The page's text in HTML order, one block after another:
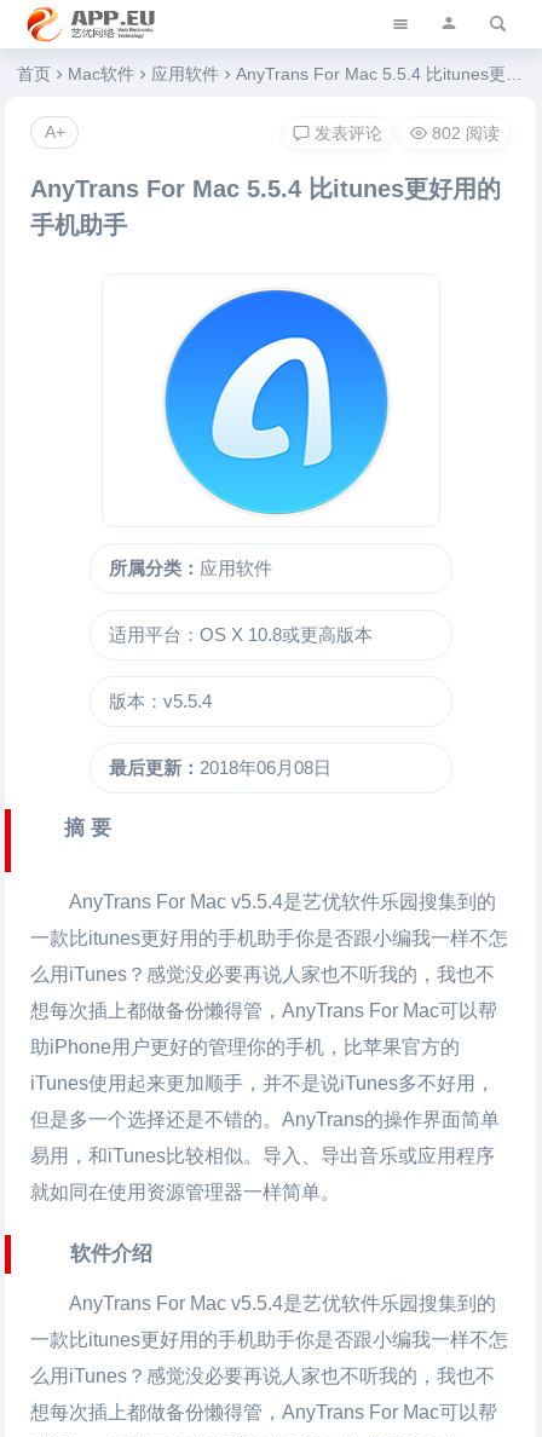
艺优软件乐园
首页 Mac软件 应用软件 AnyTrans For Mac 5.5.4 比itunes更好用的手机助手
AnyTrans For Mac 5.5.4 比itunes更好用的
手机助手
所属分类： 应用软件
适用平台：OS X 10.8或更高版本
版本：v5.5.4
最后更新： 2018年06月08日
摘 要
AnyTrans For Mac v5.5.4是艺优软件乐园搜集到的
一款比itunes更好用的手机助手你是否跟小编我一样不怎
么用iTunes？感觉没必要再说人家也不听我的，我也不
想每次插上都做备份懒得管，AnyTrans For Mac可以帮
助iPhone用户更好的管理你的手机，比苹果官方的
iTunes使用起来更加顺手，并不是说iTunes多不好用，
但是多一个选择还是不错的。AnyTrans的操作界面简单
易用，和iTunes比较相似。导入、导出音乐或应用程序
就如同在使用资源管理器一样简单。
软件介绍
AnyTrans For Mac v5.5.4是艺优软件乐园搜集到的
一款比itunes更好用的手机助手你是否跟小编我一样不怎
么用iTunes？感觉没必要再说人家也不听我的，我也不
想每次插上都做备份懒得管，AnyTrans For Mac可以帮
发表评论 802 阅读
A+